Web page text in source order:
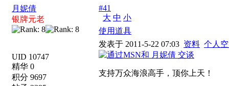
月妮倩
银牌元老
UID 10747
精华 0
积分 9697
#41
大 中 小
使用道具
发表于 2011-5-22 07:03 资料 个人
支持万众海浪高手，顶你上天！